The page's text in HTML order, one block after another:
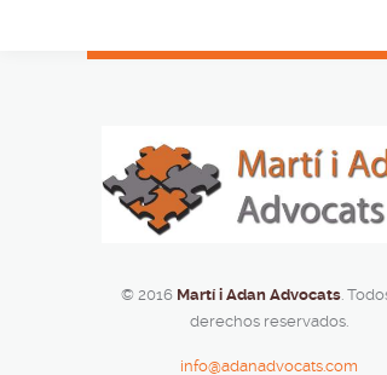
© 2016 Martí i Adan Advocats.
derechos reservados.
info@adanadvocats.com